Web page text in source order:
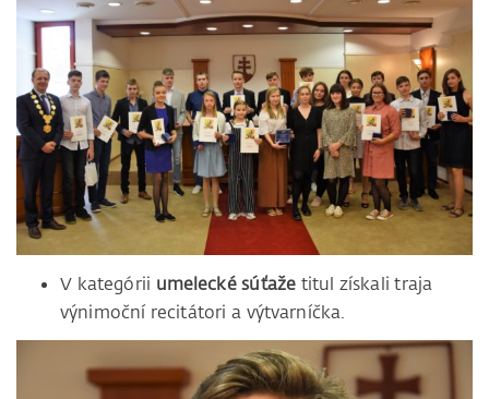
V kategórii umelecké súťaže titul získali traja
výnimoční recitátori a výtvarníčka.